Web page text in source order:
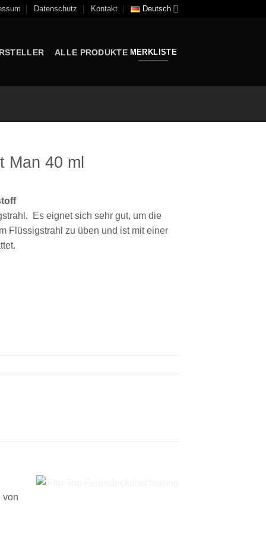
Datenschutz Kontakt Deutsch
ALLE PRODUKTE MERKLISTE
Man 40 ml
Es eignet sich sehr gut, um die
Flüssigstrahl zu üben und ist mit einer
von